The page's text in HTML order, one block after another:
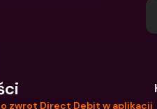
zwrot Direct Debit w aplikacji